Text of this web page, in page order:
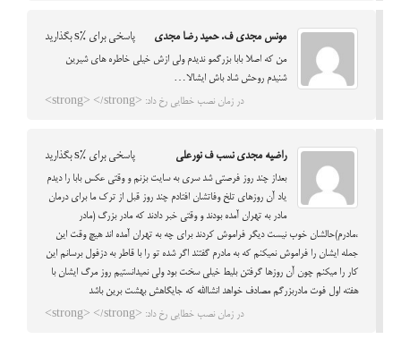
مونس مجدی ف. حمید رضا مجدی پاسخی برای %s بگذارید
من که اصلا بابا بزرگمو ندیدم ولی ازش خیلی خاطره های شیرین
شنیدم روحش شاد باش ایشالا…
در زمان نصب خطایی رخ داد: <strong> </strong>
راضیه مجدی نسب ف نورعلی پاسخی برای %s بگذارید
بعداز چند روز فرصتی شد سری به سایت بزنم و وقتی عکس بابا را دیدم
یاد آن روزهای تلخ وفاتشان افتادم چند روز قبل از ترک ما برای درمان
مادر به تهران آمده بودند و وقتی خبر دادند که مادر بزرگ (مادر
،مادرم)حالشان خوب نیست دیگر فراموش کردند برای چه به تهران آمده اند هیچ وقت این
جمله ایشان را فراموش نمیکنم که به مادرم گفتند اگر شده تو را با قاطر به دزفول برسانم این
کار را میکنم چون آن روزها گرفتن بلیط خیلی سخت بود ولی نمیدانستیم روز مرگ ایشان با
هفته اول فوت مادربزرگم مصادف خواهد انشاالله که جایگاهش بهشت برین باشد
در زمان نصب خطایی رخ داد: <strong> </strong>